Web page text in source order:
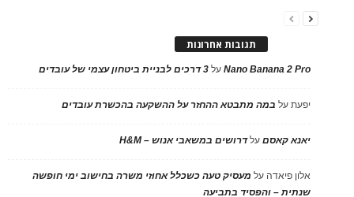
תגובות אחרונות
Nano Banana 2 Proעל 3 דרכים לבניית ביטחון עצמי של עובדים
יפעתעל במה מתבטא ההחזר על ההשקעה בהכשרת עובדים
יאנא קאסםעלדרושים במשאבי אנוש – H&M
אלון פיאדה על מעסיק טעה כשכלל אחוזי משרה בחישוב ימי חופשה
שנתית – והפסיד בתביעה